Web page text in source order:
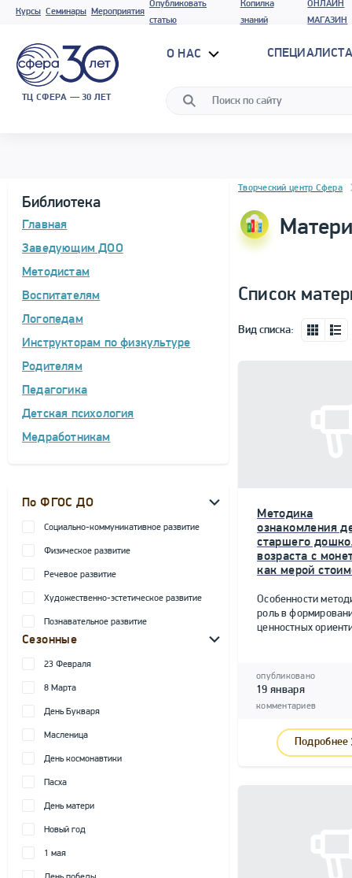
Курсы Семинары Мероприятия
Опубликовать
статью
Копилка
знаний
ОНЛАЙН
МАГАЗИН
ТЦ СФЕРА — 30 ЛЕТ
О НАС
Библиотека
Главная
Заведующим ДОО
Методистам
Воспитателям
Логопедам
Инструкторам по физкультуре
Родителям
Педагогика
Детская психология
Медработникам
По ФГОС ДО
Социально-коммуникативное развитие
Физическое развитие
Речевое развитие
Художественно-эстетическое развитие
Познавательное развитие
Сезонные
23 Февраля
8 Марта
День Букваря
Масленица
День космонавтики
Пасха
День матери
Новый год
1 мая
Блок новостей
Творческий центр Сфера
Список
Вид списка:
Методика
ознакомления
старшего
возраста с
как мерой
Особенности
роль в
ценностных
опубликовано
19 января
комментариев
Подробнее